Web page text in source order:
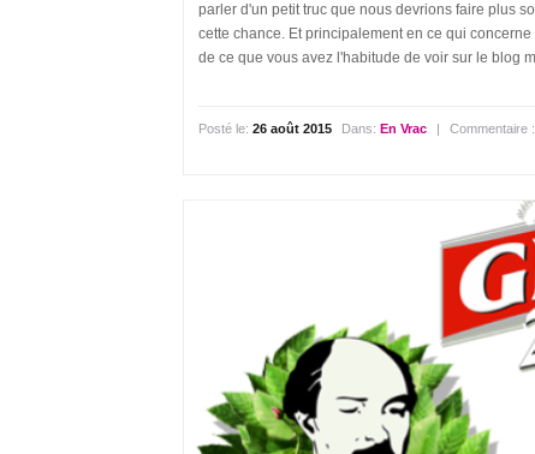
parler d'un petit truc que nous devrions faire plus
cette chance. Et principalement en ce qui
de ce que vous avez l'habitude de voir sur le blog
Posté le:26 août 2015 Dans:En Vrac | Commentaire